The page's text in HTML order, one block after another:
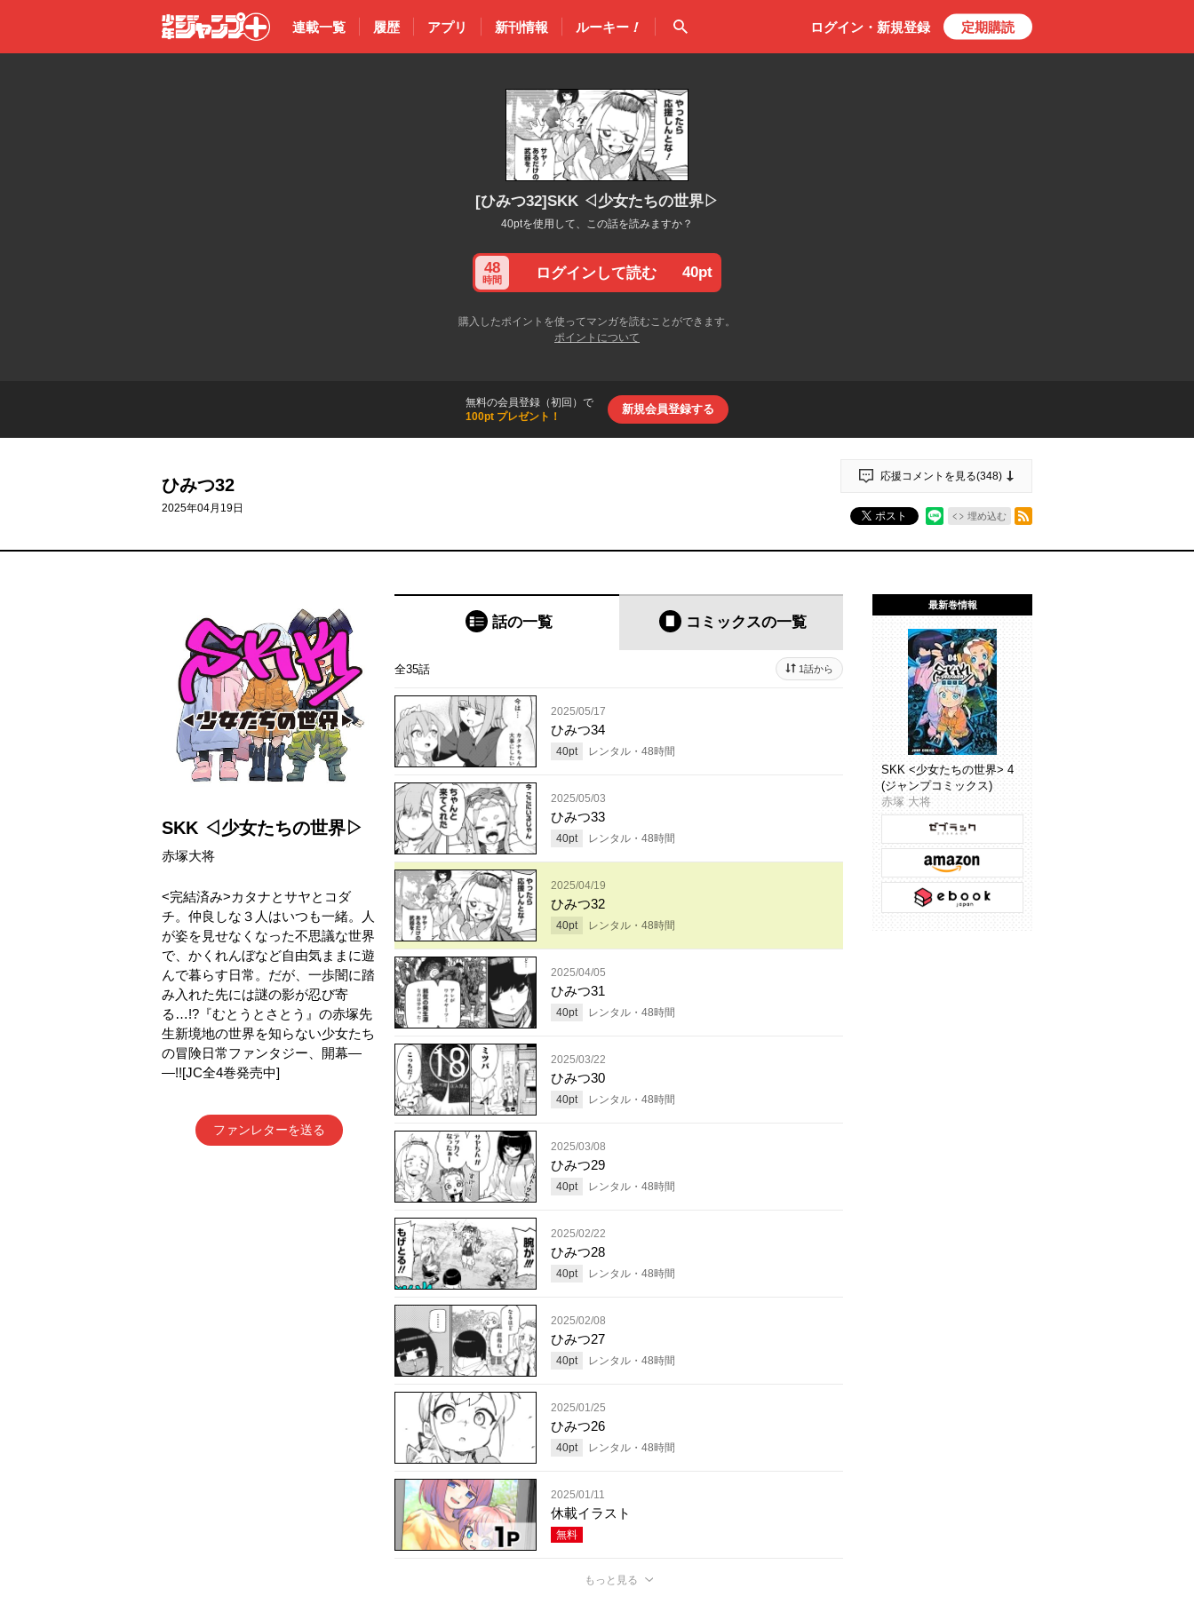
少年ジャン
連載一覧 履歴 アプリ 新刊情報 ルーキー！ 検索 ログイン・ 新規登録 定期購読
[ひみつ32]SKK ◁少女たちの世界▷
40ptを使用して、この話を読みますか？
48
時間 ログインして読む 40pt
購入したポイントを使ってマンガを読むことができます。
ポイントについて
無料の会員登録（初回）で
100pt プレゼント！
新規会員登録する
ひみつ32
2025年04月19日
応援コメントを見る(348)
ポスト 埋め込む
SKK ◁少女たちの世界▷
赤塚大将
<完結済み>カタナとサヤとコダ
チ。仲良しな３人はいつも一緒。人
が姿を見せなくなった不思議な世界
で、かくれんぼなど自由気ままに遊
んで暮らす日常。だが、一歩闇に踏
み入れた先には謎の影が忍び寄
る…!?『むとうとさとう』の赤塚先
生新境地の世界を知らない少女たち
の冒険日常ファンタジー、開幕―
―!![JC全4巻発売中]
ファンレターを送る
話の一覧 コミックスの一覧
全35話 1話から
2025/05/17
ひみつ34
40pt レンタル・ 48時間
2025/05/03
ひみつ33
40pt レンタル・ 48時間
2025/04/19
ひみつ32
40pt レンタル・ 48時間
2025/04/05
ひみつ31
40pt レンタル・ 48時間
2025/03/22
ひみつ30
40pt レンタル・ 48時間
2025/03/08
ひみつ29
40pt レンタル・ 48時間
2025/02/22
ひみつ28
40pt レンタル・ 48時間
2025/02/08
ひみつ27
40pt レンタル・ 48時間
2025/01/25
ひみつ26
40pt レンタル・ 48時間
2025/01/11
休載イラスト
無料
もっと見る
最新巻情報
SKK <少女たちの世界> 4
(ジャンプコミックス)
赤塚 大将